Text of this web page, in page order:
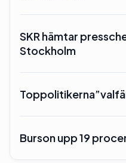
SKR hämtar
Stockholm
Burson upp 19